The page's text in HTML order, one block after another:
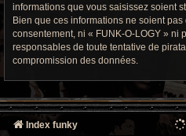
informations que vous saisissez soient
Bien que ces informations ne soient
consentement, ni « FUNK-O-LOGY » ni
responsables de toute tentative de
compromission des données.
Index funky